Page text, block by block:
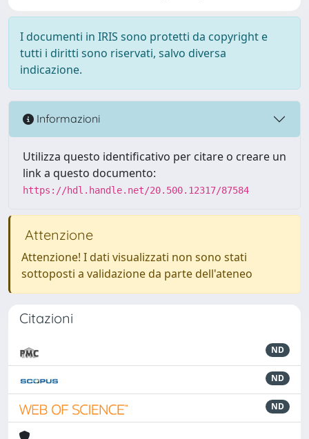
I documenti in IRIS sono protetti da copyright e
tutti i diritti sono riservati, salvo diversa
indicazione.
Informazioni
Utilizza questo identificativo per citare o creare un
link a questo documento:
https://hdl.handle.net/20.500.12317/87584
Attenzione
Attenzione! I dati visualizzati non sono stati
sottoposti a validazione da parte dell'ateneo
Citazioni
ND
ND
ND